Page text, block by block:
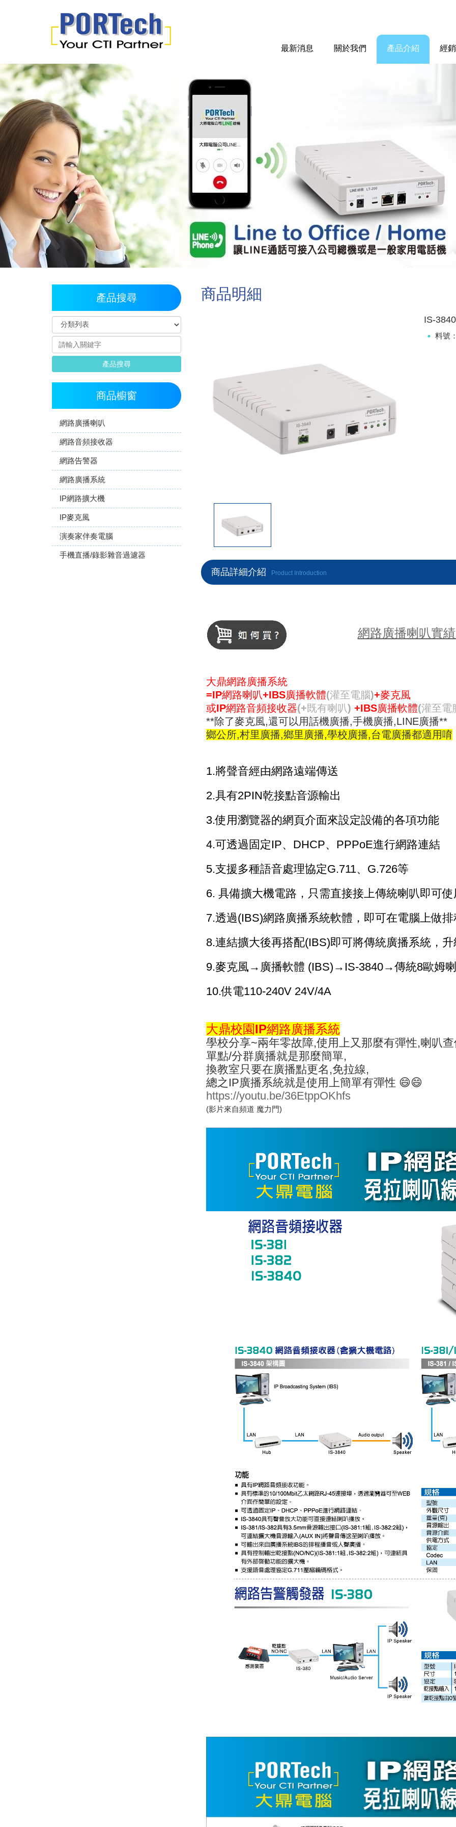
最新消息 關於我們 產品介紹 經
產品搜尋
產品搜尋
商品櫥窗
網路廣播喇叭
網路音頻接收器
網路告警器
網路廣播系統
IP網路擴大機
IP麥克風
演奏家伴奏電腦
手機直播/錄影雜音過濾器
商品明細
IS-
料號
商品詳細介紹 Product Introduction
網路廣播喇叭實
大鼎網路廣播系統
=IP網路喇叭+IBS廣播軟體(灌至電腦)+麥克風
或IP網路音頻接收器(+既有喇叭) +IBS廣播軟體(灌至電
**除了麥克風,還可以用話機廣播,手機廣播,LINE廣播**
鄉公所,村里廣播,鄉里廣播,學校廣播,台電廣播都適用唷
1.將聲音經由網路遠端傳送
2.具有2PIN乾接點音源輸出
3.使用瀏覽器的網頁介面來設定設備的各項功能
4.可透過固定IP、DHCP、PPPoE進行網路連結
5.支援多種語音處理協定G.711、G.726等
6. 具備擴大機電路，只需直接接上傳統喇叭即可使
7.透過(IBS)網路廣播系統軟體，即可在電腦上做
8.連結擴大後再搭配(IBS)即可將傳統廣播系統，
9.麥克風→廣播軟體 (IBS)→IS-3840→傳統8歐姆
10.供電110-240V 24V/4A
大鼎校園IP網路廣播系統
學校分享~兩年零故障,使用上又那麼有彈性,喇叭
單點/分群廣播就是那麼簡單,
換教室只要在廣播點更名,免拉線,
總之IP廣播系統就是使用上簡單有彈性 😄😄
https://youtu.be/36EtppOKhfs
(影片來自頻道 魔力門)